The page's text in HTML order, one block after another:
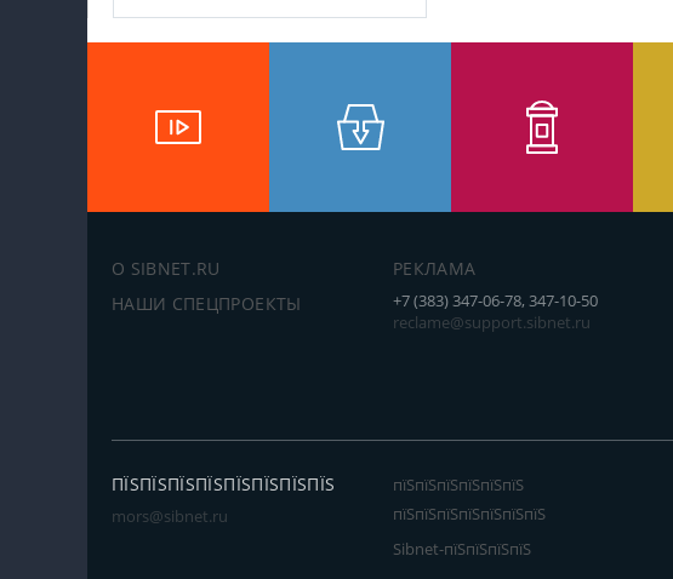
О SIBNET.RU
НАШИ СПЕЦПРОЕКТЫ
РЕКЛАМА
+7 (383) 347-06-78, 347-10-50
reclame@support.sibnet.ru
ПЇЅПЇЅПЇЅПЇЅПЇЅПЇЅПЇЅПЇЅ
mors@sibnet.ru
пїЅпїЅпїЅпїЅпїЅпїЅ
пїЅпїЅпїЅпїЅпїЅпїЅпїЅ
Sibnet-пїЅпїЅпїЅпїЅ